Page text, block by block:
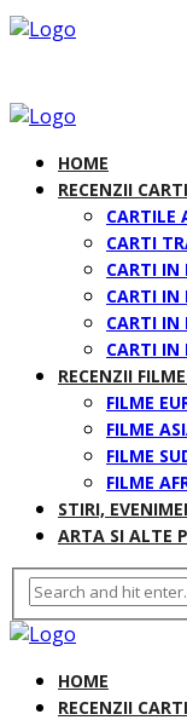
HOME
RECENZII
CARTILE
CARTI
CARTI IN
CARTI IN
CARTI IN
CARTI
RECENZII
FILME
FILME
FILME
FILME
STIRI,
ARTA SI ALTE
HOME
RECENZII